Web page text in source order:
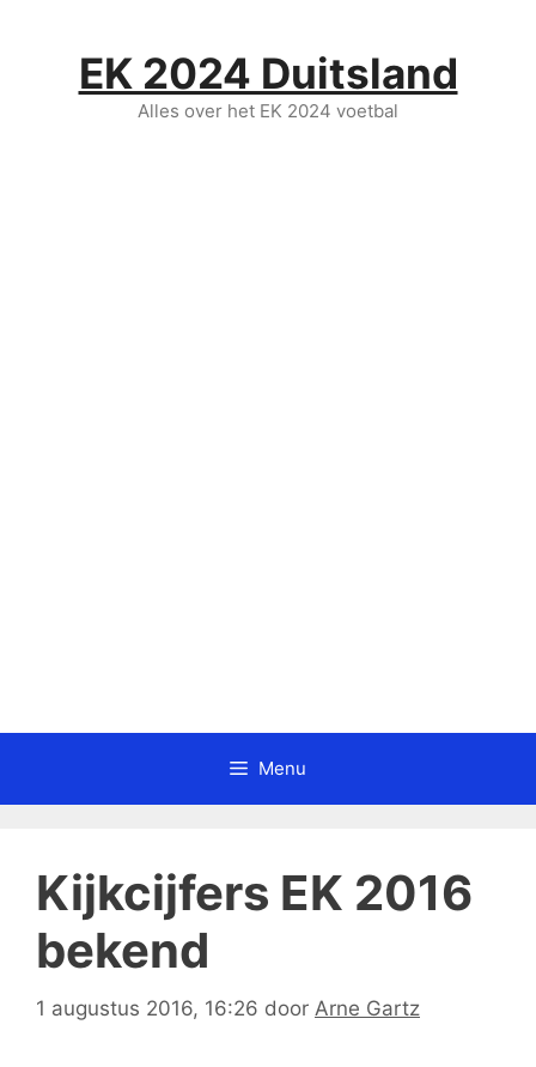
EK 2024 Duitsland
Alles over het EK 2024 voetbal
Menu
Kijkcijfers EK 2016
bekend
1 augustus 2016, 16:26 door Arne Gartz